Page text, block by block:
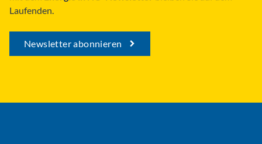
Laufenden.
Newsletter abonnieren